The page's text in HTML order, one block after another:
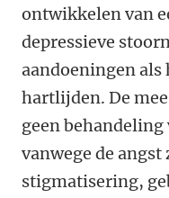
ontwikkelen van
depressieve
aandoeningen als
hartlijden. De
geen
vanwege de
stigmatisering,